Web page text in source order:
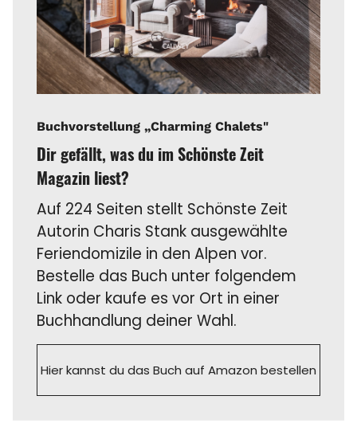
Buchvorstellung „Charming Chalets"
Dir gefällt, was du im Schönste Zeit
Magazin liest?
Auf 224 Seiten stellt Schönste Zeit
Autorin Charis Stank ausgewählte
Feriendomizile in den Alpen vor.
Bestelle das Buch unter folgendem
Link oder kaufe es vor Ort in einer
Buchhandlung deiner Wahl.
Hier kannst du das Buch auf Amazon bestellen